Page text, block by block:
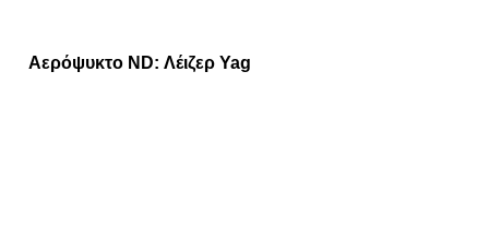
Αερόψυκτο ND: Λέιζερ Yag